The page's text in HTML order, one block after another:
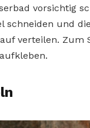
vorsichtig
schneiden und
verteilen. Zum